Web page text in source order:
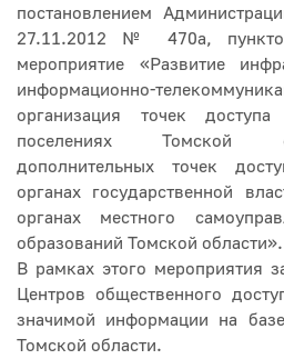
постановлением
27.11.2012 № 470а,
мероприятие «Развитие
информационно-
организация точек
поселениях Томской
дополнительных точек
органах государственной
органах местного
образований Томской области».
В рамках этого мероприятия
Центров общественного
значимой информации на
Томской области.